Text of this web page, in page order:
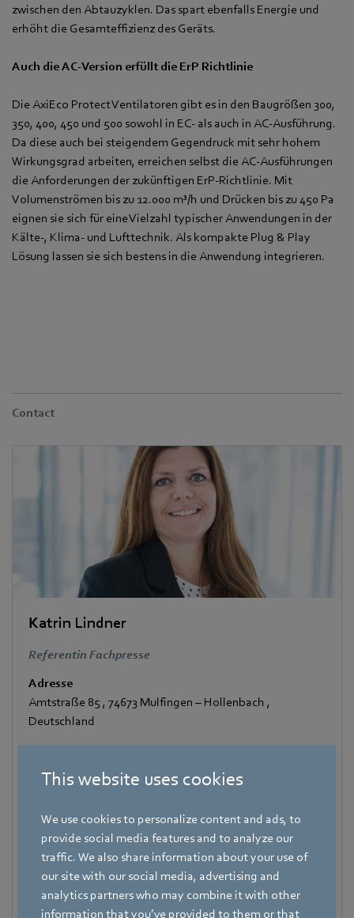
This website uses cookies
We use cookies to personalize content and ads, to
provide social media features and to analyze our
traffic. We also share information about your use of
our site with our social media, advertising and
analytics partners who may combine it with other
information that you’ve provided to them or that
zwischen den Abtauzyklen. Das spart ebenfalls Energie und
erhöht die Gesamteffizienz des Geräts.
Auch die AC-Version erfüllt die ErP Richtlinie
Die AxiEco Protect Ventilatoren gibt es in den Baugrößen 300,
350, 400, 450 und 500 sowohl in EC- als auch in AC-Ausführung.
Da diese auch bei steigendem Gegendruck mit sehr hohem
Wirkungsgrad arbeiten, erreichen selbst die AC-Ausführungen
die Anforderungen der zukünftigen ErP-Richtlinie. Mit
Volumenströmen bis zu 12.000 m³/h und Drücken bis zu 450 Pa
eignen sie sich für eine Vielzahl typischer Anwendungen in der
Kälte-, Klima- und Lufttechnik. Als kompakte Plug & Play
Lösung lassen sie sich bestens in die Anwendung integrieren.
Contact
Katrin Lindner
Referentin Fachpresse
Adresse
Amtstraße 85 , 74673 Mulfingen – Hollenbach ,
Deutschland
+49 7938 81-7006
+49 7938 81-97006
E-Mail
Katrin.Lindner@de.ebmpapst.com